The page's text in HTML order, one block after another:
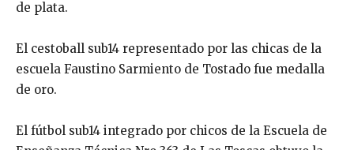
de plata.
El cestoball sub14 representado por las chicas de la
escuela Faustino Sarmiento de Tostado fue medalla
de oro.
El fútbol sub14 integrado por chicos de la Escuela de